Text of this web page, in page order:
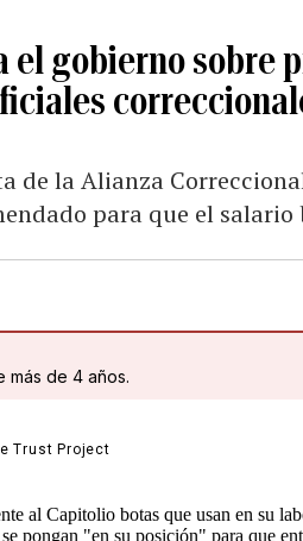
el gobierno sobre
de la Alianza
para que el salario
más de 4 años.